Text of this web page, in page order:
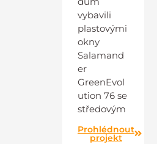
vybavili
plastovými
okny
Salamand
er
GreenEvol
ution 76 se
středovým
Prohlédnout
projekt